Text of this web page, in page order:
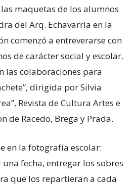
maquetas de los alumnos
del Arq. Echavarría en la
comenzó a entreverarse con
de carácter social y escolar.
las colaboraciones para
dirigida por Silvia
Revista de Cultura Artes e
de Racedo, Brega y Prada.
en la fotografía escolar:
fecha, entregar los sobres
que los repartieran a cada